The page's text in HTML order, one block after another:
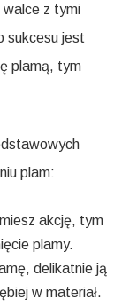
z tymi
sukcesu jest
plamą, tym
plam:
akcję, tym
plamy.
delikatnie ją
w materiał.